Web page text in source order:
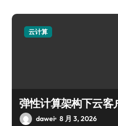
云计算
弹性计算架构下云客
dawei 8 月 3, 2026